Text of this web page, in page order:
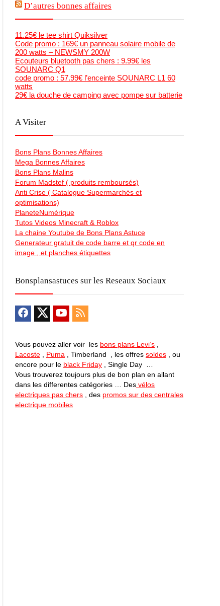
D’autres bonnes affaires
11.25€ le tee shirt Quiksilver
Code promo : 169€ un panneau solaire mobile de
200 watts – NEWSMY 200W
Ecouteurs bluetooth pas chers : 9.99€ les
SOUNARC Q1
code promo : 57.99€ l’enceinte SOUNARC L1 60
watts
29€ la douche de camping avec pompe sur batterie
A Visiter
Bons Plans Bonnes Affaires
Mega Bonnes Affaires
Bons Plans Malins
Forum Madstef ( produits remboursés)
Anti Crise ( Catalogue Supermarchés et
optimisations)
PlaneteNumérique
Tutos Videos Minecraft & Roblox
La chaine Youtube de Bons Plans Astuce
Generateur gratuit de code barre et qr code en
image , et planches étiquettes
Bonsplansastuces sur les Reseaux Sociaux
Vous pouvez aller voir les bons plans Levi’s
Lacoste
Puma , Timberland , les offres soldes , ou
encore pour le black Friday , Single Day …
Vous trouverez toujours plus de bon plan en allant
dans les differentes catégories … Des vélos
electriques pas chers , des promos sur des centrales
electrique mobiles